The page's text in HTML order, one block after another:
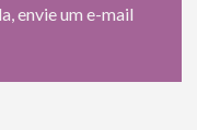
envie um e-mail